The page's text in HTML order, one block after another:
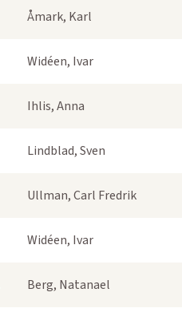
Åmark, Karl
Widéen, Ivar
Ihlis, Anna
Lindblad, Sven
Ullman, Carl Fredrik
Widéen, Ivar
Berg, Natanael